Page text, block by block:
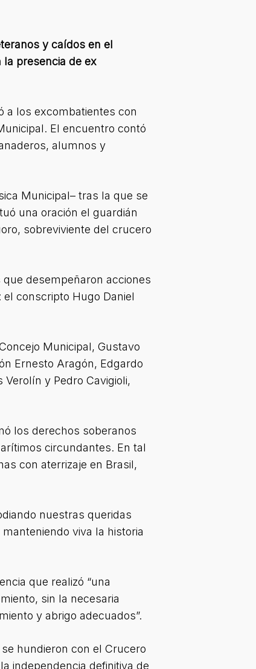
y caídos en el
presencia de ex
a los excombatientes con
El encuentro contó
alumnos y
Municipal– tras la que se
una oración el guardián
sobreviviente del crucero
desempeñaron acciones
conscripto Hugo Daniel
Municipal, Gustavo
Ernesto Aragón, Edgardo
y Pedro Cavigioli,
los derechos soberanos
circundantes. En tal
con aterrizaje en Brasil,
nuestras queridas
viva la historia
que realizó “una
sin la necesaria
y abrigo adecuados”.
hundieron con el Crucero
independencia definitiva de